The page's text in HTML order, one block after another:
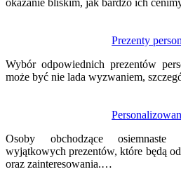
okazanie bliskim, jak bardzo ich
Prezenty
Wybór odpowiednich prezentów
może być nie lada wyzwaniem,
Osoby obchodzące
wyjątkowych prezentów, które będą
oraz zainteresowania.…